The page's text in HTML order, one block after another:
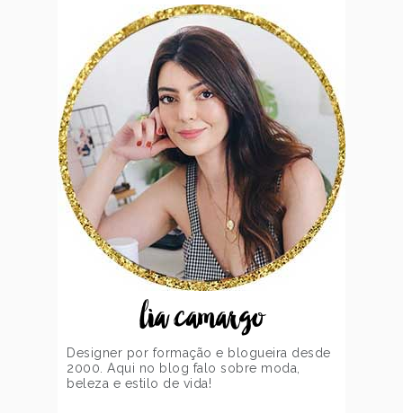
lia camargo
Designer por formação e blogueira desde
2000. Aqui no blog falo sobre moda,
beleza e estilo de vida!